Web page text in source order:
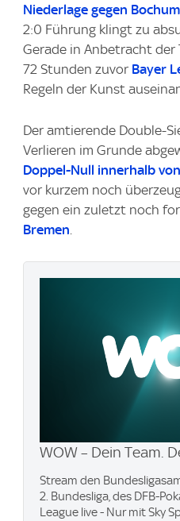
Niederlage gegen Bochum
2:0 Führung klingt zu
Gerade in Anbetracht der
72 Stunden zuvor Bayer
Regeln der Kunst
Der amtierende Double-
Verlieren im Grunde
Doppel-Null innerhalb
vor kurzem noch
gegen ein zuletzt noch
Bremen.
WOW – Dein Team.
Stream den
2. Bundesliga, des DFB-
League live - Nur mit Sky